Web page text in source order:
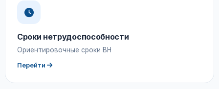
Сроки нетрудоспособности
Ориентировочные сроки ВН
Перейти